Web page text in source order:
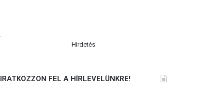
.
Hirdetés
IRATKOZZON FEL A HÍRLEVELÜNKRE!